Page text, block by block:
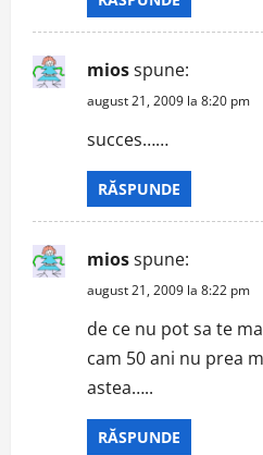
miosspune:
august 21, 2009 la 8:20 pm
succes……
RĂSPUNDE
miosspune:
august 21, 2009 la 8:22 pm
de ce nu pot sa te
cam 50 ani nu prea
astea…..
RĂSPUNDE